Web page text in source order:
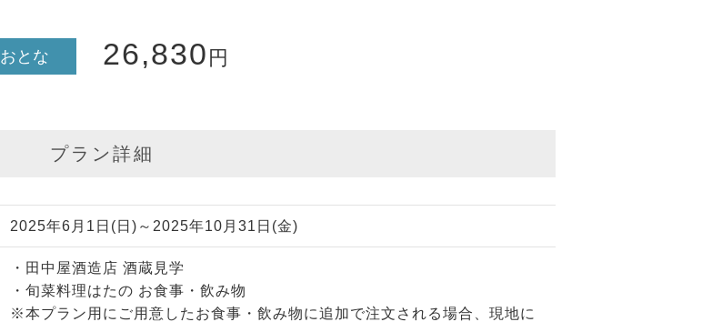
おとな 26,830 円
プラン詳細
2025年6月1日(日)～2025年10月31日(金)
・田中屋酒造店 酒蔵見学
・旬菜料理はたの お食事・飲み物
※本プラン用にご用意したお食事・飲み物に追加で注文される場合、現地に